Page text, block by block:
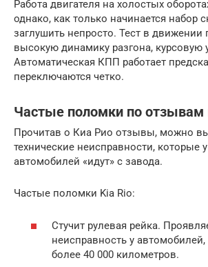
Работа двигателя на холостых
однако, как только начинается набор
заглушить непросто. Тест в движении
высокую динамику разгона, курсовую
Автоматическая КПП работает
переключаются четко.
Частые поломки по отзывам
Прочитав о Киа Рио отзывы, можно
технические неисправности, которые
автомобилей «идут» с завода.
Частые поломки Kia Rio:
Стучит рулевая рейка.
неисправность у
более 40 000 километров.